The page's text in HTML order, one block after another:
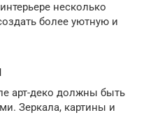
несколько
более уютную и
арт-деко должны быть
Зеркала, картины и